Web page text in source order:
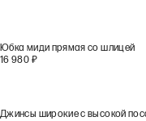
Юбка миди прямая со шлицей
16 980 ₽